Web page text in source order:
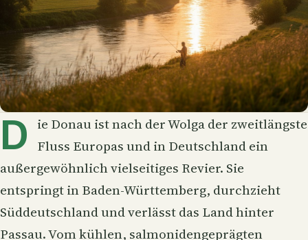
D ie Donau ist nach der Wolga der zweitlängste
Fluss Europas und in Deutschland ein
außergewöhnlich vielseitiges Revier. Sie
entspringt in Baden-Württemberg, durchzieht
Süddeutschland und verlässt das Land hinter
Passau. Vom kühlen, salmonidengeprägten